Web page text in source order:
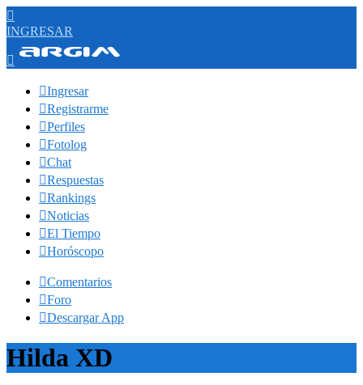

INGRESAR

Ingresar
Registrarme
Perfiles
Fotolog
Chat
Respuestas
Rankings
Noticias
El Tiempo
Horóscopo
Comentarios
Foro
Descargar App
Hilda XD